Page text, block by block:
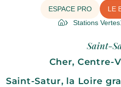
ESPACE PRO LE
Stations Vertes
Saint-
Cher, Centre-
Saint-Satur, la Loire